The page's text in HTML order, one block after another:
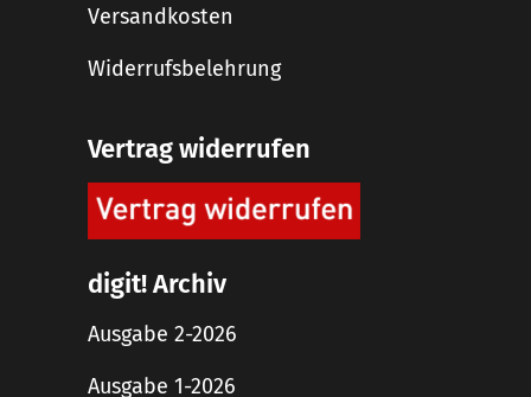
Versandkosten
Widerrufsbelehrung
Vertrag widerrufen
digit! Archiv
Ausgabe 2-2026
Ausgabe 1-2026